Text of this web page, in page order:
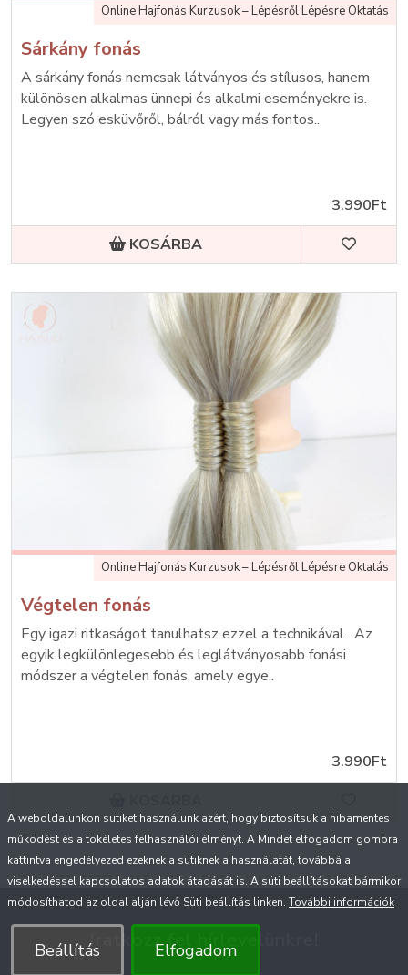
Online Hajfonás Kurzusok – Lépésről Lépésre Oktatás
Sárkány fonás
A sárkány fonás nemcsak látványos és stílusos, hanem
különösen alkalmas ünnepi és alkalmi eseményekre is.
Legyen szó esküvőről, bálról vagy más fontos..
3.990Ft
KOSÁRBA
Online Hajfonás Kurzusok – Lépésről Lépésre Oktatás
Végtelen fonás
Egy igazi ritkaságot tanulhatsz ezzel a technikával. Az
egyik legkülönlegesebb és leglátványosabb fonási
módszer a végtelen fonás, amely egye..
3.990Ft
Iratkozz fel hírlevelünkre!
A weboldalunkon sütiket használunk azért, hogy biztosítsuk a hibamentes
működést és a tökéletes felhasználói élményt. A Mindet elfogadom gombra
kattintva engedélyezed ezeknek a sütiknek a használatát, továbbá a
viselkedéssel kapcsolatos adatok átadását is. A süti beállításokat bármikor
módosíthatod az oldal alján lévő Süti beállítás linken. További információk
Beállítás Elfogadom